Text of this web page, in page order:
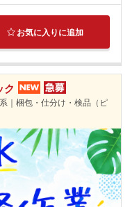
お気に入りに追加
ク
｜梱包・仕分け・検品（ピ